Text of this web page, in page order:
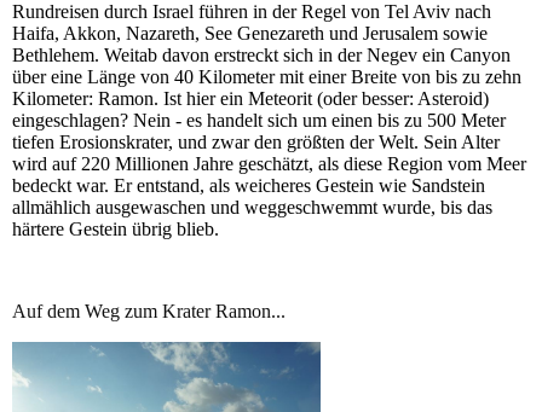
Rundreisen durch Israel führen in der Regel von Tel Aviv nach
Haifa, Akkon, Nazareth, See Genezareth und Jerusalem sowie
Bethlehem. Weitab davon erstreckt sich in der Negev ein Canyon
über eine Länge von 40 Kilometer mit einer Breite von bis zu zehn
Kilometer: Ramon. Ist hier ein Meteorit (oder besser: Asteroid)
eingeschlagen? Nein - es handelt sich um einen bis zu 500 Meter
tiefen Erosionskrater, und zwar den größten der Welt. Sein Alter
wird auf 220 Millionen Jahre geschätzt, als diese Region vom Meer
bedeckt war. Er entstand, als weicheres Gestein wie Sandstein
allmählich ausgewaschen und weggeschwemmt wurde, bis das
härtere Gestein übrig blieb.
Auf dem Weg zum Krater Ramon...